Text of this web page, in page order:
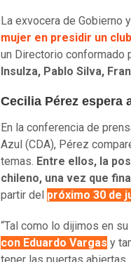
La exvocera de Gobierno
mujer en presidir un
un Directorio conformado
Insulza, Pablo Silva,
Cecilia Pérez espera
En la conferencia de
Azul (CDA), Pérez
temas. Entre ellos, la
chileno, una vez que
partir del próximo 30 de
“Tal como lo dijimos en
con Eduardo Vargas y